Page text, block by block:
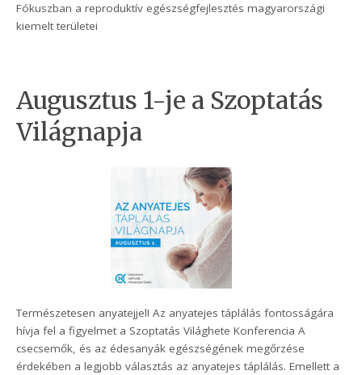
Fókuszban a reproduktív egészségfejlesztés magyarországi
kiemelt területei
Augusztus 1-je a Szoptatás
Világnapja
Természetesen anyatejjel! Az anyatejes táplálás fontosságára
hívja fel a figyelmet a Szoptatás Világhete Konferencia A
csecsemők, és az édesanyák egészségének megőrzése
érdekében a legjobb választás az anyatejes táplálás. Emellett a